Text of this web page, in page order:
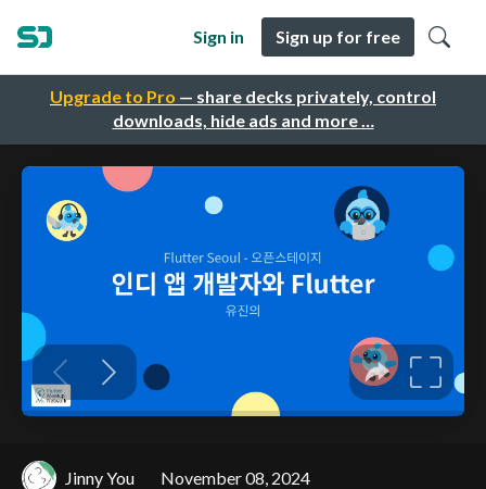
Upgrade to Pro — share decks privately, control
downloads, hide ads and more …
Sign in Sign up for free
Jinny You November 08, 2024